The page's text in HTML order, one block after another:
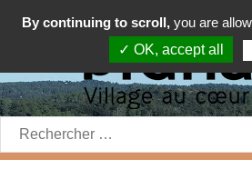
Rechercher:
By continuing to scroll, you are
✓ OK, accept all